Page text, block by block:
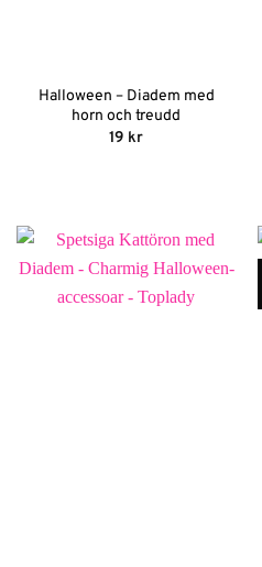
Halloween – Diadem med
horn och treudd
19 kr